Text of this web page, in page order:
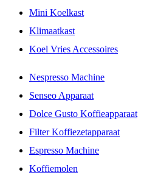
Mini Koelkast
Klimaatkast
Koel Vries Accessoires
Nespresso Machine
Senseo Apparaat
Dolce Gusto Koffieapparaat
Filter Koffiezetapparaat
Espresso Machine
Koffiemolen